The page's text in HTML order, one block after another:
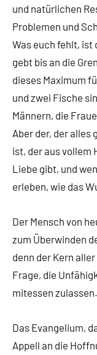
und natürlichen
Problemen und
Was euch fehlt, ist
gebt bis an die
dieses Maximum
und zwei Fische
Männern, die
Aber der, der alles
ist, der aus vollem
Liebe gibt, und
erleben, wie das
Der Mensch von
zum Überwinden
denn der Kern
Frage, die
mitessen zulassen.
Das Evangelium,
Appell an die